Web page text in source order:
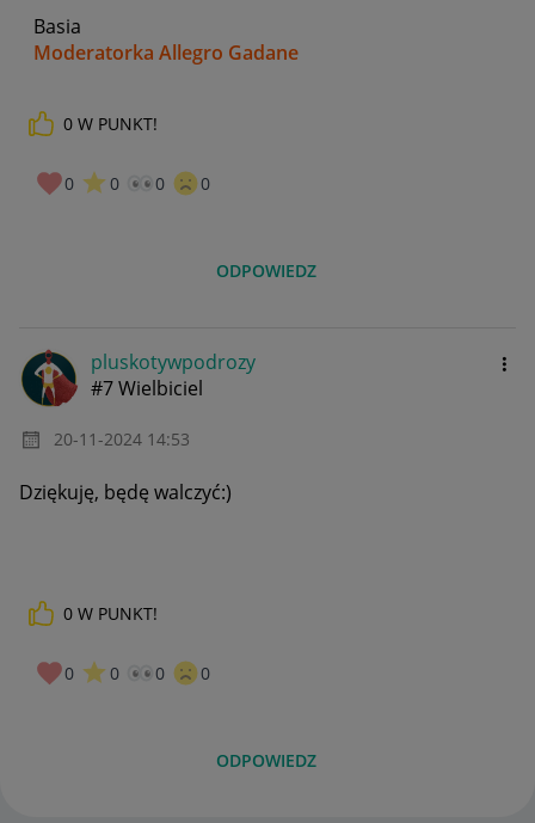
Basia
Moderatorka Allegro Gadane
0 W PUNKT!
0 0 0 0
ODPOWIEDZ
pluskotywpodrozy
#7 Wielbiciel
‎20-11-2024 14:53
Dziękuję, będę walczyć:)
0 W PUNKT!
0 0 0 0
ODPOWIEDZ